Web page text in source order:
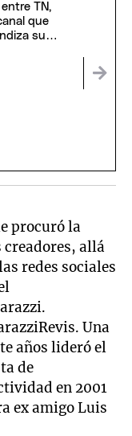
TN,
que
su
procuró la
creadores, allá
redes sociales
Una
años lideró el
de
en 2001
ex amigo Luis